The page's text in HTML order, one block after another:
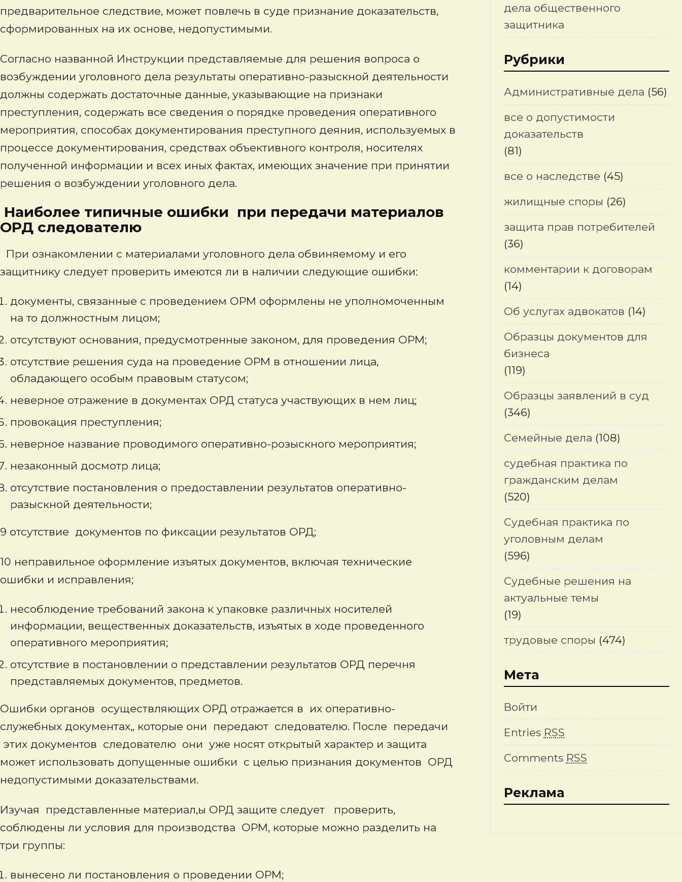
предварительное следствие, может повлечь в суде признание доказательств,
сформированных на их основе, недопустимыми.
Согласно названной Инструкции представляемые для решения вопроса о
возбуждении уголовного дела результаты оперативно-разыскной деятельности
должны содержать достаточные данные, указывающие на признаки
преступления, содержать все сведения о порядке проведения оперативного
мероприятия, способах документирования преступного деяния, используемых в
процессе документирования, средствах объективного контроля, носителях
полученной информации и всех иных фактах, имеющих значение при принятии
решения о возбуждении уголовного дела.
Наиболее типичные ошибки при передачи материалов
ОРД следователю
При ознакомлении с материалами уголовного дела обвиняемому и его
защитнику следует проверить имеются ли в наличии следующие ошибки:
документы, связанные с проведением ОРМ оформлены не уполномоченным
на то должностным лицом;
отсутствуют основания, предусмотренные законом, для проведения ОРМ;
отсутствие решения суда на проведение ОРМ в отношении лица,
обладающего особым правовым статусом;
неверное отражение в документах ОРД статуса участвующих в нем лиц;
провокация преступления;
неверное название проводимого оперативно-розыскного мероприятия;
незаконный досмотр лица;
отсутствие постановления о предоставлении результатов оперативно-
разыскной деятельности;
9 отсутствие документов по фиксации результатов ОРД;
10 неправильное оформление изъятых документов, включая технические
ошибки и исправления;
несоблюдение требований закона к упаковке различных носителей
информации, вещественных доказательств, изъятых в ходе проведенного
оперативного мероприятия;
отсутствие в постановлении о представлении результатов ОРД перечня
представляемых документов, предметов.
Ошибки органов осуществляющих ОРД отражается в их оперативно-
служебных документах,, которые они передают следователю. После передачи
этих документов следователю они уже носят открытый характер и защита
может использовать допущенные ошибки с целью признания документов ОРД
недопустимыми доказательствами.
Изучая представленные материал,ы ОРД защите следует проверить,
соблюдены ли условия для производства ОРМ, которые можно разделить на
три группы:
вынесено ли постановления о проведении ОРМ;
дела общественного
защитника
Рубрики
Административные дела (56)
все о допустимости
доказательств
(81)
все о наследстве (45)
жилищные споры (26)
защита прав потребителей
(36)
комментарии к договорам
(14)
Об услугах адвокатов (14)
Образцы документов для
бизнеса
(119)
Образцы заявлений в суд
(346)
Семейные дела (108)
судебная практика по
гражданским делам
(520)
Судебная практика по
уголовным делам
(596)
Судебные решения на
актуальные темы
(19)
трудовые споры (474)
Мета
Войти
Entries RSS
Comments RSS
Реклама